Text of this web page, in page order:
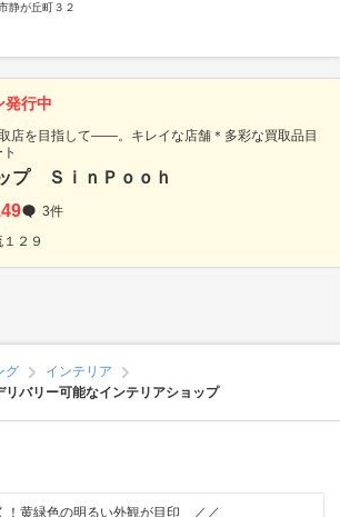
静が丘町３２
発行中
店を目指して――。キレイな店舗＊多彩な買取品目
プ ＳｉｎＰｏｏｈ
3件
２９
グ
インテリア
バリー可能なインテリアショップ
黄緑色の明るい外観が目印 ／／